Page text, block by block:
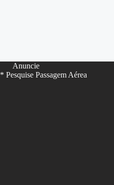
Anuncie
* Pesquise Passagem Aérea